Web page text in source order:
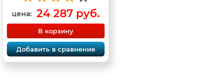
бизнесе.
цена: 24 287 руб.
В корзину
Добавить в сравнение